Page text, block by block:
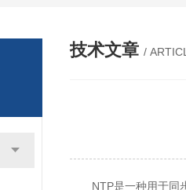
技术文章 /
NTP是一种用于同